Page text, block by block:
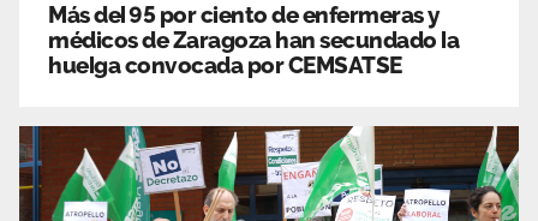
Más del 95 por ciento de enfermeras y
médicos de Zaragoza han secundado la
huelga convocada por CEMSATSE